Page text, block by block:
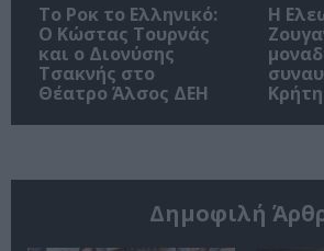
Το Ροκ το Ελληνικό:
Ο Κώστας Τουρνάς
και ο Διονύσης
Τσακνής στο
Θέατρο Άλσος ΔΕΗ
Η
Κρήτη
Δημοφιλή